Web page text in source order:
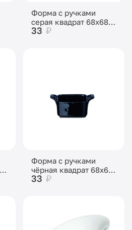
Форма с ручками
серая квадрат 68х68
мм, 90 мл, высота 35
33 ₽
Форма с ручками
чёрная квадрат 68х68
мм, 90 мл, высота 35
33 ₽